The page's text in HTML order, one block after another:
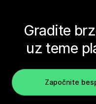
Gradite
uz teme
Započnite